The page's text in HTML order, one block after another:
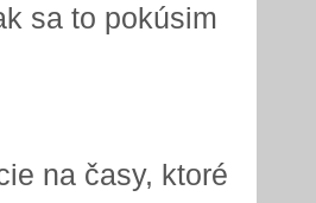
sa to pokúsim
na časy, ktoré